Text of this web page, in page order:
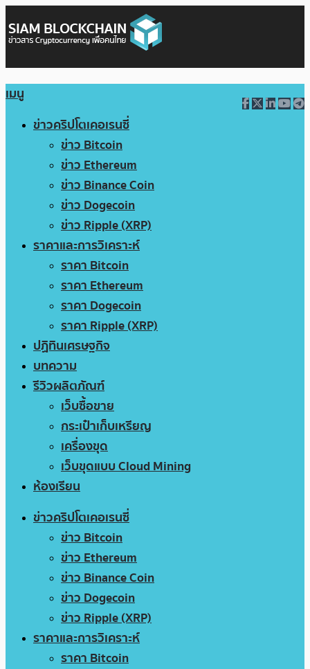
เมนู
ข่าวคริปโตเคอเรนซี่
ข่าว Bitcoin
ข่าว Ethereum
ข่าว Binance Coin
ข่าว Dogecoin
ข่าว Ripple (XRP)
ราคาและการวิเคราะห์
ราคา Bitcoin
ราคา Ethereum
ราคา Dogecoin
ราคา Ripple (XRP)
ปฏิทินเศรษฐกิจ
บทความ
รีวิวผลิตภัณฑ์
เว็บซื้อขาย
กระเป๋าเก็บเหรียญ
เครื่องขุด
เว็บขุดแบบ Cloud Mining
ห้องเรียน
ข่าวคริปโตเคอเรนซี่
ข่าว Bitcoin
ข่าว Ethereum
ข่าว Binance Coin
ข่าว Dogecoin
ข่าว Ripple (XRP)
ราคาและการวิเคราะห์
ราคา Bitcoin